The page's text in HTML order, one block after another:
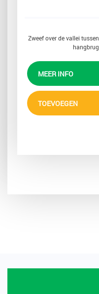
Zweef over de vallei
MEER INFO
TOEVOEGEN